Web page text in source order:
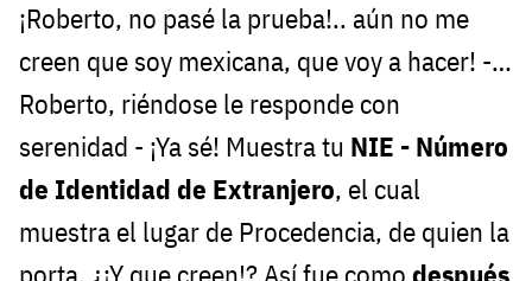
¡Roberto, no pasé la prueba!.. aún no me
creen que soy mexicana, que voy a hacer! -…
Roberto, riéndose le responde con
serenidad - ¡Ya sé! Muestra tu NIE - Número
de Identidad de Extranjero, el cual
muestra el lugar de Procedencia, de quien la